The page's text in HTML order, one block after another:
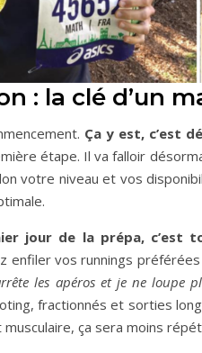
: la clé d’un
Ça y est, c’est
étape. Il va falloir
votre niveau et vos
jour de la prépa, c’est
enfiler vos runnings
les apéros et je ne loupe
fractionnés et sorties
ça sera moins